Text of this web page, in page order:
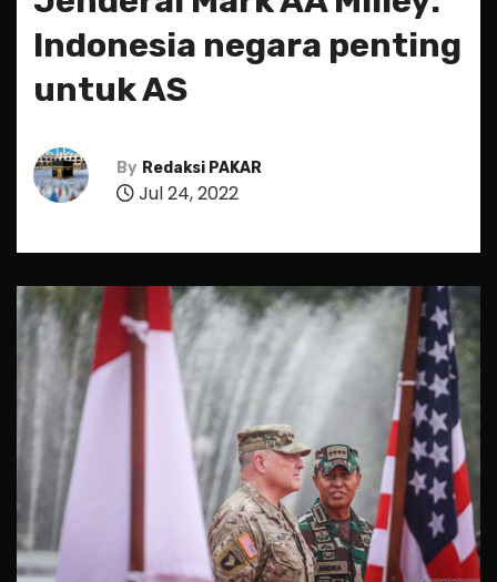
Indonesia negara penting
untuk AS
By Redaksi PAKAR
Jul 24, 2022